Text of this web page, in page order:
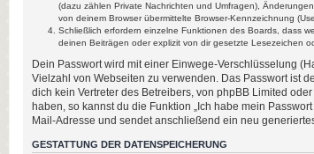
(dazu zählen Private Nachrichten und Umfragen),
von deinem Browser übermittelte Browser-Kennzeichnung
Schließlich erfordern einzelne Funktionen des Boards, dass
deinen Beiträgen oder explizit von dir gesetzte Lesezeichen
Dein Passwort wird mit einer Einwege-Verschlüsselung
Vielzahl von Webseiten zu verwenden. Das Passwort ist
dich kein Vertreter des Betreibers, von phpBB Limited
haben, so kannst du die Funktion „Ich habe mein
Mail-Adresse und sendet anschließend ein neu
GESTATTUNG DER DATENSPEICHERUNG